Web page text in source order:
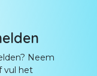
Neem
vul het